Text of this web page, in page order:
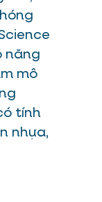
năng
mô
tính
nhựa,